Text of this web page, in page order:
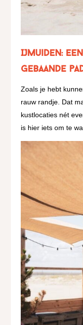
IJmuiden:
gebaande
Zoals je hebt
rauw randje. Dat
kustlocaties nét
is hier iets om te